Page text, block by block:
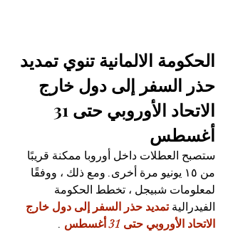
الحكومة الالمانية تنوي تمديد
حذر السفر إلى دول خارج
الاتحاد الأوروبي
أغسطس
ستصبح العطلات داخل أوروبا ممكنة قريبًا
من ١٥ يونيو مرة أخرى. ومع ذلك ، ووفقًا
لمعلومات شبيجل ، تخطط الحكومة
الفيدرالية تمديد حذر السفر إلى دول خارج
الاتحاد الأوروبي حتى 31 أغسطس
.